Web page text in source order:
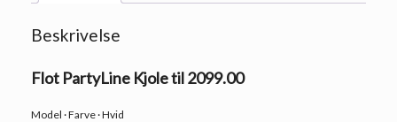
Beskrivelse
Flot PartyLine Kjole til 2099.00
Model · Farve · Hvid